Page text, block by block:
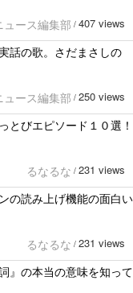
ュース編集部 / 407 views
話の歌。さだまさしの
ュース編集部 / 250 views
とびエピソード１０選！
るなるな / 231 views
の読み上げ機能の面白い
るなるな / 231 views
』の本当の意味を知って